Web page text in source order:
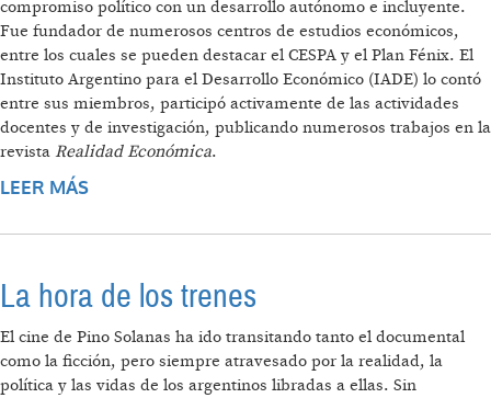
compromiso político con un desarrollo autónomo e incluyente.
Fue fundador de numerosos centros de estudios económicos,
entre los cuales se pueden destacar el CESPA y el Plan Fénix. El
Instituto Argentino para el Desarrollo Económico (IADE) lo contó
entre sus miembros, participó activamente de las actividades
docentes y de investigación, publicando numerosos trabajos en la
revista Realidad Económica.
LEER MÁS
La hora de los trenes
El cine de Pino Solanas ha ido transitando tanto el documental
como la ficción, pero siempre atravesado por la realidad, la
política y las vidas de los argentinos libradas a ellas. Sin